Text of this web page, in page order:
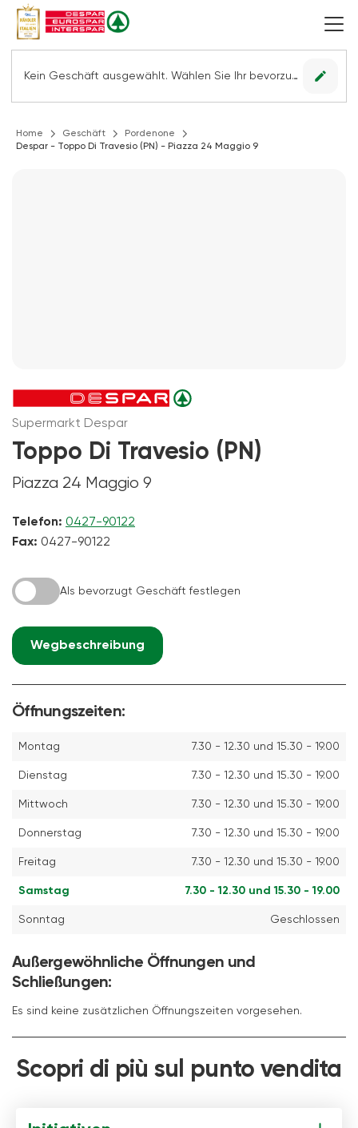
Kein Geschäft ausgewählt. Wählen Sie Ihr bevorzugtes Geschäft, um alle Angebote sehen zu können. edit
Home Geschäft
Pordenone
Despar - Toppo Di Travesio (PN) - Piazza 24 Maggio 9
Supermarkt Despar
Toppo Di Travesio (PN)
Piazza 24 Maggio 9
Telefon: 0427-90122
Fax: 0427-90122
Als bevorzugt Geschäft festlegen
Wegbeschreibung
Öffnungszeiten:
Montag 7.30 - 12.30 und 15.30 - 19.00
Dienstag 7.30 - 12.30 und 15.30 - 19.00
Mittwoch 7.30 - 12.30 und 15.30 - 19.00
Donnerstag 7.30 - 12.30 und 15.30 - 19.00
Freitag 7.30 - 12.30 und 15.30 - 19.00
Samstag 7.30 - 12.30 und 15.30 - 19.00
Sonntag Geschlossen
Außergewöhnliche Öffnungen und
Schließungen:
Es sind keine zusätzlichen Öffnungszeiten vorgesehen.
Scopri di più sul punto vendita